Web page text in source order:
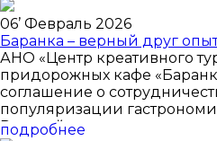
06’ Февраль 2026
Баранка – верный друг
АНО «Центр креативного
придорожных кафе
соглашение о
популяризации
Русский…
подробнее